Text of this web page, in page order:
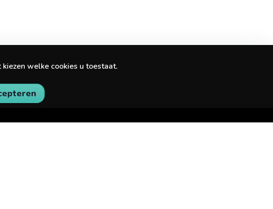
welke cookies u toestaat.